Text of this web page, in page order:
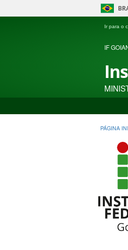
Ir para o
IF
PÁGINA